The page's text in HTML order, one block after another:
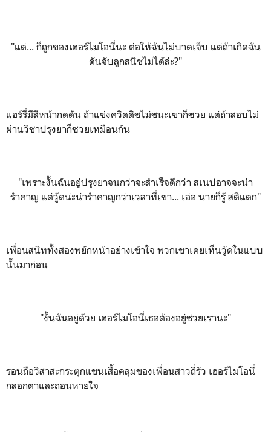
"แต่... ก็ถูกของเฮอร์ไมโอนี่นะ ต่อให้ฉันไม่บาดเจ็บ แต่ถ้าเกิดฉัน
ดันจับลูกสนิชไม่ได้ล่ะ?"
แฮร์รี่มีสีหน้ากดดัน ถ้าแข่งควิดดิชไม่ชนะเขาก็ซวย แต่ถ้าสอบไม่
ผ่านวิชาปรุงยาก็ซวยเหมือนกัน
"เพราะงั้นฉันอยู่ปรุงยาจนกว่าจะสำเร็จดีกว่า สเนปอาจจะน่า
รำคาญ แต่วู้ดน่ะน่ารำคาญกว่าเวลาที่เขา... เอ่อ นายก็รู้ สติแตก"
เพื่อนสนิททั้งสองพยักหน้าอย่างเข้าใจ พวกเขาเคยเห็นวู้ดในแบบ
นั้นมาก่อน
"งั้นฉันอยู่ด้วย เฮอร์ไมโอนี่เธอต้องอยู่ช่วยเรานะ"
รอนถือวิสาสะกระตุกแขนเสื้อคลุมของเพื่อนสาวถี่รัว เฮอร์ไมโอนี่
กลอกตาและถอนหายใจ